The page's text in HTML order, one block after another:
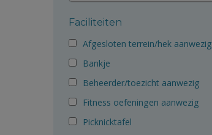
Faciliteiten
Afgesloten terrein/hek aanwezig
Bankje
Beheerder/toezicht aanwezig
Fitness oefeningen aanwezig
Picknicktafel